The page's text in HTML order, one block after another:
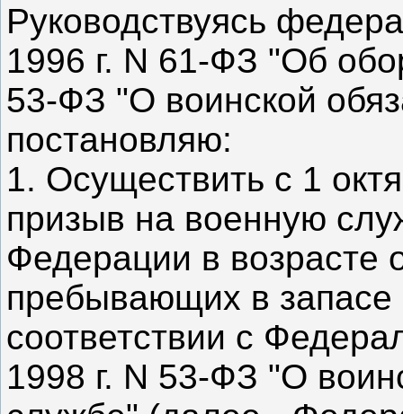
Руководствуясь
1996 г. N 61-ФЗ "Об
53-ФЗ "О воинской
постановляю:
1. Осуществить с 1
призыв на военную
Федерации в возрасте
пребывающих в
соответствии с
1998 г. N 53-ФЗ "О